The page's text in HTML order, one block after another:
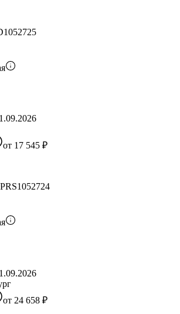
от 17 545 ₽
от 24 658 ₽